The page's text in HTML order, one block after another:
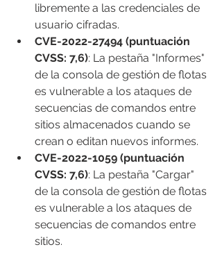
libremente a las credenciales de
usuario cifradas.
CVE-2022-27494 (puntuación
CVSS: 7,6): La pestaña "Informes"
de la consola de gestión de flotas
es vulnerable a los ataques de
secuencias de comandos entre
sitios almacenados cuando se
crean o editan nuevos informes.
CVE-2022-1059 (puntuación
CVSS: 7,6): La pestaña "Cargar"
de la consola de gestión de flotas
es vulnerable a los ataques de
secuencias de comandos entre
sitios.